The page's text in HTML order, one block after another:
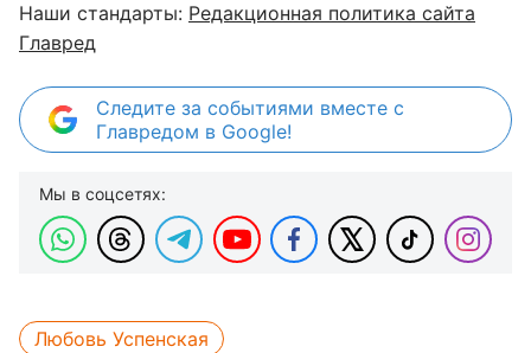
Наши стандарты: Редакционная политика сайта
Главред
Следите за событиями вместе с
Главредом в Google!
Мы в соцсетях:
Любовь Успенская